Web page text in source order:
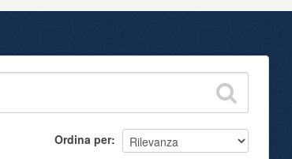
Ordina per